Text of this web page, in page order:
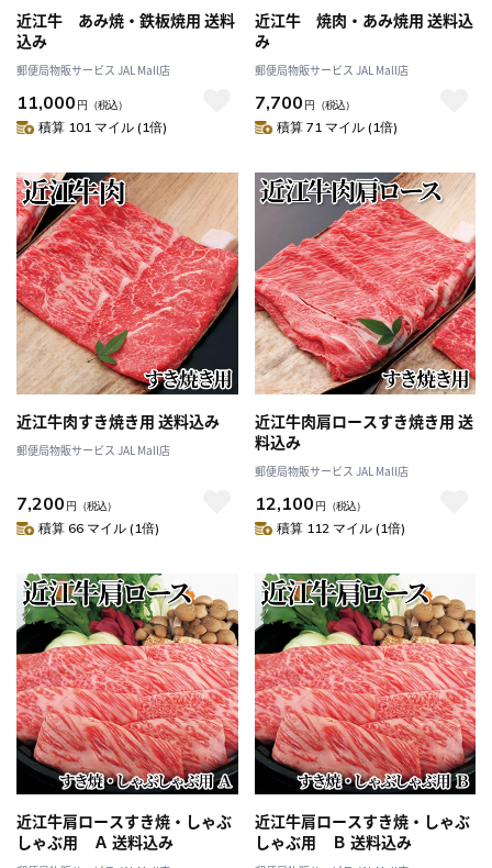
近江牛 あみ焼・鉄板焼用 送料
込み
郵便局物販サービス JAL Mall店
11,000 円 （税込）
積算 101 マイル (1倍)
近江牛 焼肉・あみ焼用 送料込
み
郵便局物販サービス JAL Mall店
7,700 円 （税込）
積算 71 マイル (1倍)
近江牛肉すき焼き用 送料込み
郵便局物販サービス JAL Mall店
7,200 円 （税込）
積算 66 マイル (1倍)
近江牛肉肩ロースすき焼き用 送
料込み
郵便局物販サービス JAL Mall店
12,100 円 （税込）
積算 112 マイル (1倍)
近江牛肩ロースすき焼・しゃぶ
しゃぶ用 Ａ 送料込み
近江牛肩ロースすき焼・しゃぶ
しゃぶ用 Ｂ 送料込み